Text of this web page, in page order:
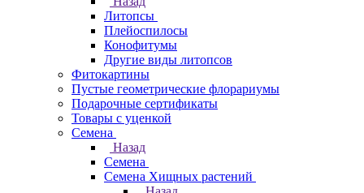
Литопсы
Плейоспилосы
Конофитумы
Другие виды литопсов
Фитокартины
Пустые геометрические флорариумы
Подарочные сертификаты
Товары с уценкой
Семена
Назад
Семена
Семена Хищных растений